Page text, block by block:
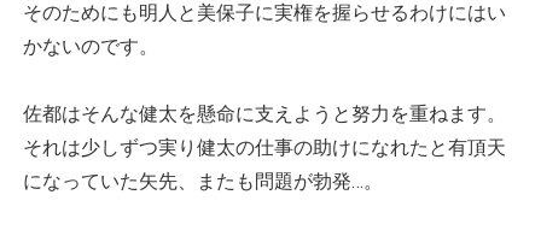
そのためにも明人と美保子に実権を握らせるわけにはい
かないのです。
佐都はそんな健太を懸命に支えようと努力を重ねます。
それは少しずつ実り健太の仕事の助けになれたと有頂天
になっていた矢先、またも問題が勃発…。